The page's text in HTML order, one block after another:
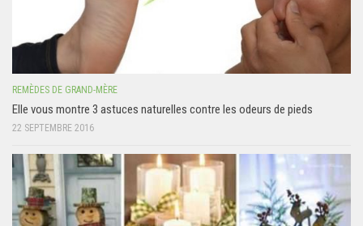
REMÈDES DE GRAND-MÈRE
Elle vous montre 3 astuces naturelles contre les odeurs de pieds
22 SEPTEMBRE 2016